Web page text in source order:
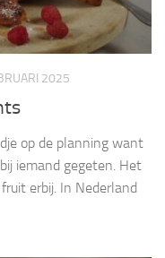
2025
op de planning want
iemand gegeten. Het
erbij. In Nederland